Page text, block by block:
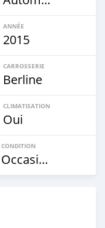
ANNÉE
2015
CARROSSERIE
Berline
CLIMATISATION
Oui
CONDITION
Occasion